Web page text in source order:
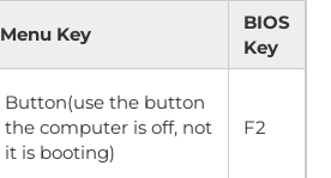
Key
BIOS
Key
Button(use the button
computer is off, not
is booting)
F2